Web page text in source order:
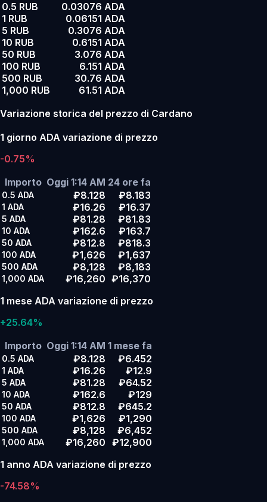
0.5 RUB
0.03076 ADA
1 RUB
0.06151 ADA
5 RUB
0.3076 ADA
10 RUB
0.6151 ADA
50 RUB
3.076 ADA
100 RUB
6.151 ADA
500 RUB
30.76 ADA
1,000 RUB
61.51 ADA
Variazione storica del prezzo di Cardano
1 giorno ADA variazione di prezzo
-0.75%
Importo Oggi 1:14 AM 24 ore fa
0.5 ADA ₽8.128 ₽8.183
1 ADA ₽16.26 ₽16.37
5 ADA ₽81.28 ₽81.83
10 ADA ₽162.6 ₽163.7
50 ADA ₽812.8 ₽818.3
100 ADA ₽1,626 ₽1,637
500 ADA ₽8,128 ₽8,183
1,000 ADA ₽16,260 ₽16,370
1 mese ADA variazione di prezzo
+25.64%
Importo Oggi 1:14 AM 1 mese fa
0.5 ADA ₽8.128 ₽6.452
1 ADA ₽16.26 ₽12.9
5 ADA ₽81.28 ₽64.52
10 ADA ₽162.6 ₽129
50 ADA ₽812.8 ₽645.2
100 ADA ₽1,626 ₽1,290
500 ADA ₽8,128 ₽6,452
1,000 ADA ₽16,260 ₽12,900
1 anno ADA variazione di prezzo
-74.58%